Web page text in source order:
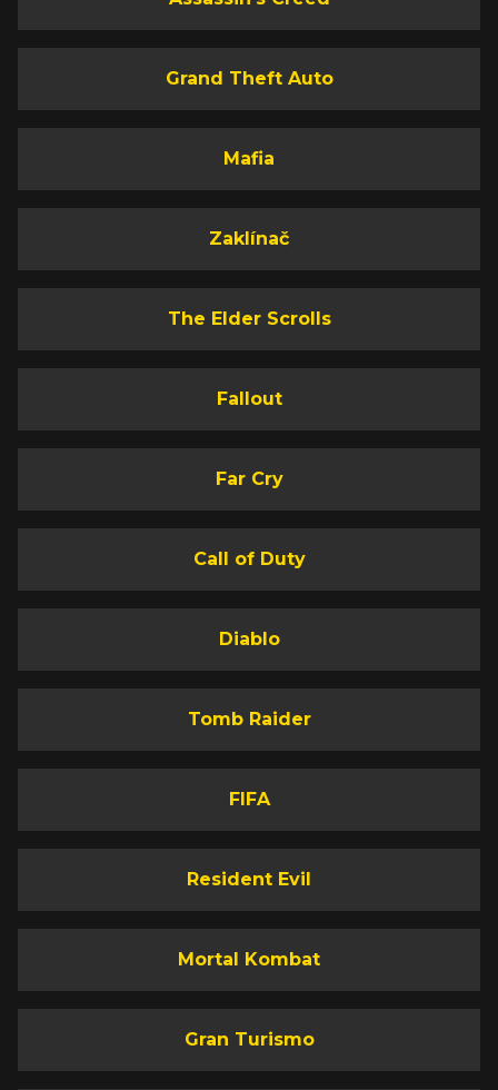
Grand Theft Auto
Mafia
Zaklínač
The Elder Scrolls
Fallout
Far Cry
Call of Duty
Diablo
Tomb Raider
FIFA
Resident Evil
Mortal Kombat
Gran Turismo